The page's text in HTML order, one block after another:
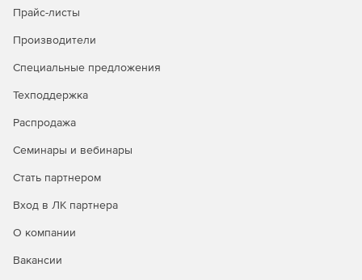
Прайс-листы
Производители
Специальные предложения
Техподдержка
Распродажа
Семинары и вебинары
Стать партнером
Вход в ЛК партнера
О компании
Вакансии